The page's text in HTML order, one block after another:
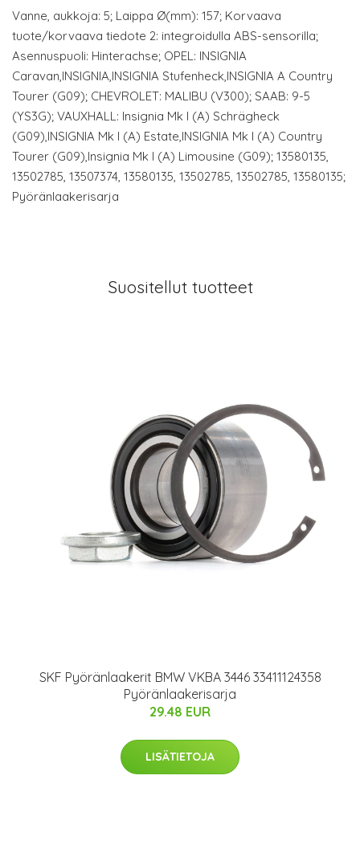
Vanne, aukkoja: 5; Laippa Ø(mm): 157; Korvaava
tuote/korvaava tiedote 2: integroidulla ABS-sensorilla;
Asennuspuoli: Hinterachse; OPEL: INSIGNIA
Caravan,INSIGNIA,INSIGNIA Stufenheck,INSIGNIA A Country
Tourer (G09); CHEVROLET: MALIBU (V300); SAAB: 9-5
(YS3G); VAUXHALL: Insignia Mk I (A) Schrägheck
(G09),INSIGNIA Mk I (A) Estate,INSIGNIA Mk I (A) Country
Tourer (G09),Insignia Mk I (A) Limousine (G09); 13580135,
13502785, 13507374, 13580135, 13502785, 13502785, 13580135;
Pyöränlaakerisarja
Suositellut tuotteet
SKF Pyöränlaakerit BMW VKBA 3446 33411124358
Pyöränlaakerisarja
29.48 EUR
LISÄTIETOJA